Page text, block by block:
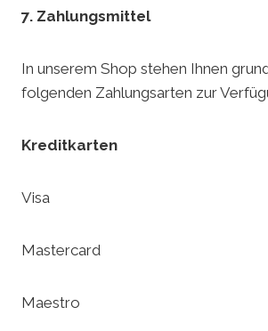
7. Zahlungsmittel
In unserem Shop stehen Ihnen
folgenden Zahlungsarten zur
Kreditkarten
Visa
Mastercard
Maestro